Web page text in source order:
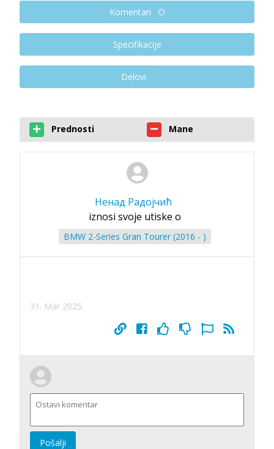
Komentari
Specifikacije
Delovi
Prednosti Mane
Ненад Радојчић
iznosi svoje utiske o
BMW 2-Series Gran Tourer (2016 - )
31. Mar 2025.
Pošalji